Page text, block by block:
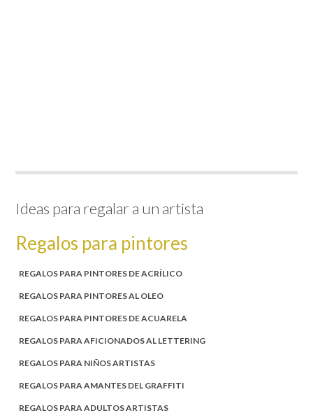
Ideas para regalar a un artista
Regalos para pintores
REGALOS PARA PINTORES DE ACRÍLICO
REGALOS PARA PINTORES AL OLEO
REGALOS PARA PINTORES DE ACUARELA
REGALOS PARA AFICIONADOS AL LETTERING
REGALOS PARA NIÑOS ARTISTAS
REGALOS PARA AMANTES DEL GRAFFITI
REGALOS PARA ADULTOS ARTISTAS